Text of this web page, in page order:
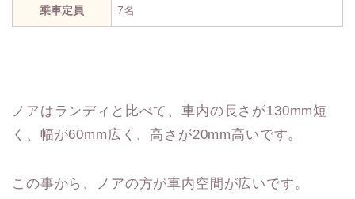
乗車定員 7名
ノアはランディと比べて、車内の長さが130mm短
く、幅が60mm広く、高さが20mm高いです。
この事から、ノアの方が車内空間が広いです。